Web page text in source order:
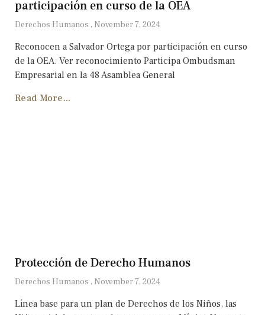
participación en curso de la OEA
Derechos Humanos November 7, 2024
Reconocen a Salvador Ortega por participación en curso
de la OEA. Ver reconocimiento Participa Ombudsman
Empresarial en la 48 Asamblea General
Read More...
Protección de Derecho Humanos
Derechos Humanos November 7, 2024
Lí­nea base para un plan de Derechos de los Niños, las